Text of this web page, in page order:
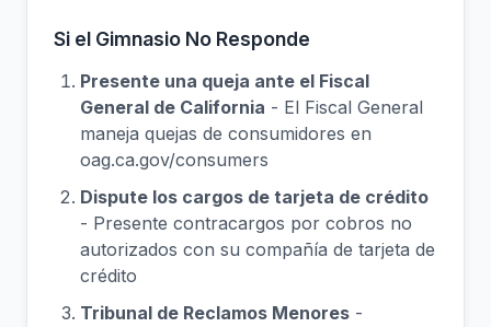
Si el Gimnasio No Responde
Presente una queja ante el Fiscal
General de California - El Fiscal General
maneja quejas de consumidores en
oag.ca.gov/consumers
Dispute los cargos de tarjeta de crédito
- Presente contracargos por cobros no
autorizados con su compañía de tarjeta de
crédito
Tribunal de Reclamos Menores -